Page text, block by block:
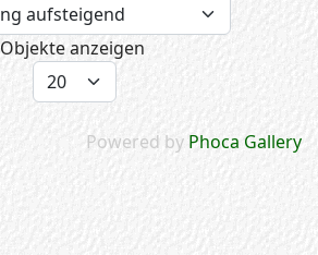
Objekte anzeigen
Powered by Phoca Gallery